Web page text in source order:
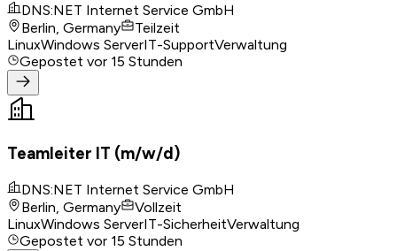
DNS:NET Internet Service GmbH
Berlin, Germany
Teilzeit
LinuxWindows ServerIT-SupportVerwaltung
Gepostet vor 15 Stunden
Teamleiter IT (m/w/d)
DNS:NET Internet Service GmbH
Berlin, Germany
Vollzeit
LinuxWindows ServerIT-SicherheitVerwaltung
Gepostet vor 15 Stunden